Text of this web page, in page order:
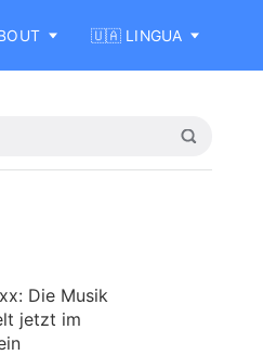
🇺🇦 LINGUA
Die Musik
jetzt im